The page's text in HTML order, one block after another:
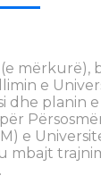
mërkurë),
e
dhe planin
e
mbajt